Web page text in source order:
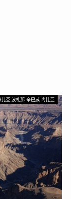
比亞 波札那 辛巴威 尚比亞